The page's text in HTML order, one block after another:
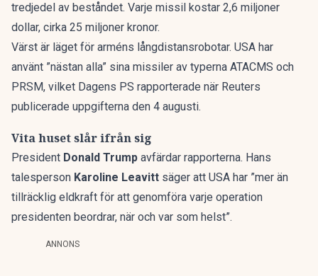
tredjedel av beståndet. Varje missil kostar 2,6 miljoner
dollar, cirka 25 miljoner kronor.
Värst är läget för arméns långdistansrobotar. USA har
använt ”nästan alla” sina missiler av typerna ATACMS och
PRSM, vilket Dagens PS rapporterade när Reuters
publicerade uppgifterna den 4 augusti.
Vita huset slår ifrån sig
President Donald Trump avfärdar rapporterna. Hans
talesperson Karoline Leavitt säger att USA har ”mer än
tillräcklig eldkraft för att genomföra varje operation
presidenten beordrar, när och var som helst”.
ANNONS